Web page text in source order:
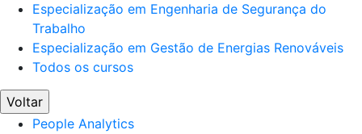
Especialização em Engenharia de Segurança do
Trabalho
Especialização em Gestão de Energias Renováveis
Todos os cursos
Voltar
People Analytics